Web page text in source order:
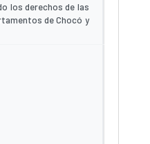
los derechos de las
de Chocó y